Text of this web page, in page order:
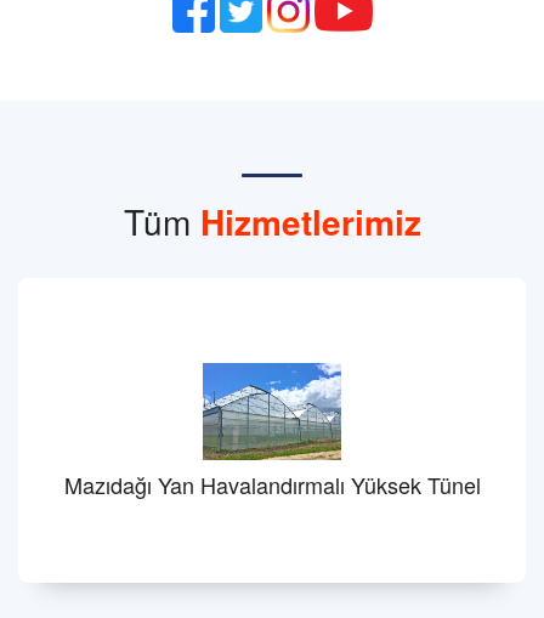
Tüm Hizmetlerimiz
Mazıdağı Yan Havalandırmalı Yüksek Tünel